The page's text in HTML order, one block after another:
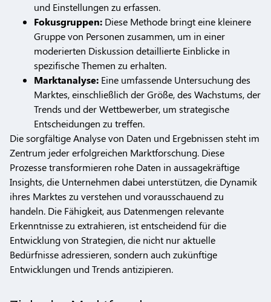
und Einstellungen zu erfassen.
Fokusgruppen: Diese Methode bringt eine kleinere
Gruppe von Personen zusammen, um in einer
moderierten Diskussion detaillierte Einblicke in
spezifische Themen zu erhalten.
Marktanalyse: Eine umfassende Untersuchung des
Marktes, einschließlich der Größe, des Wachstums, der
Trends und der Wettbewerber, um strategische
Entscheidungen zu treffen.
Die sorgfältige Analyse von Daten und Ergebnissen steht im
Zentrum jeder erfolgreichen Marktforschung. Diese
Prozesse transformieren rohe Daten in aussagekräftige
Insights, die Unternehmen dabei unterstützen, die Dynamik
ihres Marktes zu verstehen und vorausschauend zu
handeln. Die Fähigkeit, aus Datenmengen relevante
Erkenntnisse zu extrahieren, ist entscheidend für die
Entwicklung von Strategien, die nicht nur aktuelle
Bedürfnisse adressieren, sondern auch zukünftige
Entwicklungen und Trends antizipieren.